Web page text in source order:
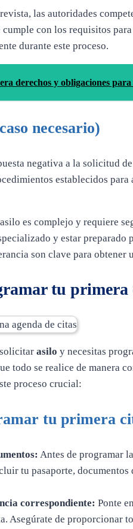
las autoridades
con los requisitos
durante este proceso.
derechos y obligaciones
necesario)
negativa a la solicitud
establecidos
es complejo y requiere
y estar
son clave para
tu primera
asilo y necesitas
todo se realice de manera
proceso crucial:
tu primera
Antes de programar
tu pasaporte,
correspondiente: Ponte
Asegúrate de proporcionar